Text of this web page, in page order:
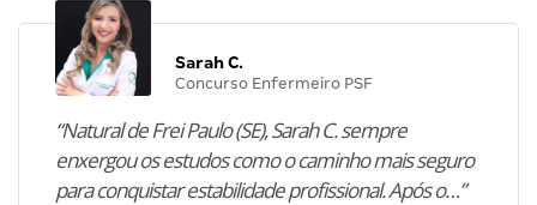
Sarah C.
Concurso Enfermeiro PSF
“Natural de Frei Paulo (SE), Sarah C. sempre
enxergou os estudos como o caminho mais seguro
para conquistar estabilidade profissional. Após o…”